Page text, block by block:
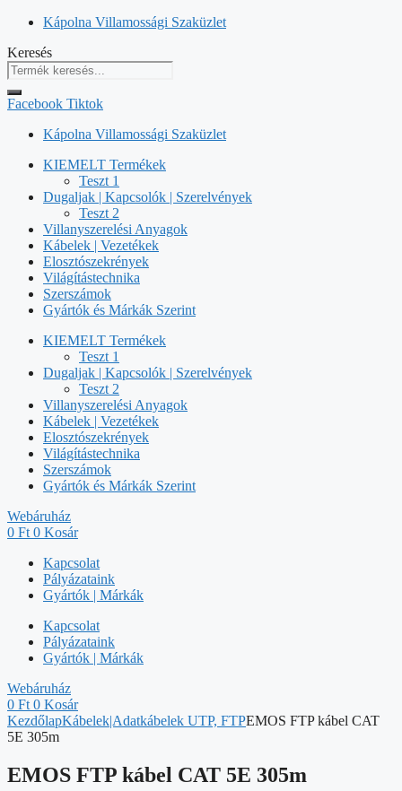
Kilépés
tartalomba
Kápolna Villamossági Szaküzlet
Keresés
Facebook Tiktok
Kápolna Villamossági Szaküzlet
KIEMELT Termékek
Teszt 1
Dugaljak | Kapcsolók | Szerelvények
Teszt 2
Villanyszerelési Anyagok
Kábelek | Vezetékek
Elosztószekrények
Világítástechnika
Szerszámok
Gyártók és Márkák Szerint
KIEMELT Termékek
Teszt 1
Dugaljak | Kapcsolók | Szerelvények
Teszt 2
Villanyszerelési Anyagok
Kábelek | Vezetékek
Elosztószekrények
Világítástechnika
Szerszámok
Gyártók és Márkák Szerint
Webáruház
0 Ft 0 Kosár
Kapcsolat
Pályázataink
Gyártók | Márkák
Kapcsolat
Pályázataink
Gyártók | Márkák
Webáruház
0 Ft 0 Kosár
KezdőlapKábelek|Adatkábelek UTP, FTPEMOS FTP kábel CAT
5E 305m
EMOS FTP kábel CAT 5E 305m